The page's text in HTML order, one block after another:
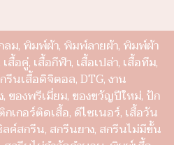
ลม, พิมพ์ผ้า, พิมพ์ลายผ้า, พิมพ์ผ้า
อคู่, เสื้อกีฬา, เสื้อเปล่า, เสื้อทีม,
รีนเสื้อดิจิตอล, DTG, งาน
ของพรีเมี่ยม, ของขวัญปีใหม่, ปัก
เกอร์ติดเสื้อ, ดีไซเนอร์, เสื้อวัน
ค์สกรีน, สกรีนยาง, สกรีนไม่มีขั้น